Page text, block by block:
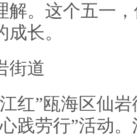
解。这个五一
长。
道
”瓯海区仙岩
践劳行”活动